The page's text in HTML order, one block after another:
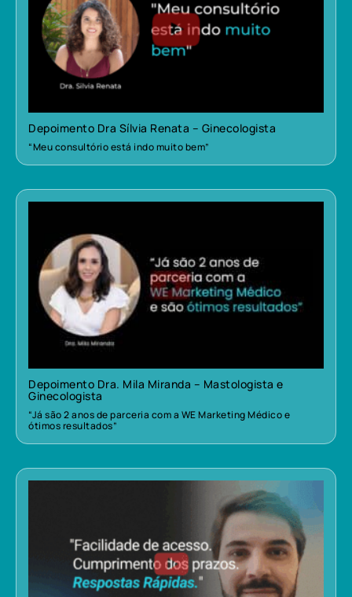
Depoimento Dra Sílvia Renata – Ginecologista
“Meu consultório está indo muito bem”
Depoimento Dra. Mila Miranda – Mastologista e
Ginecologista
“Já são 2 anos de parceria com a WE Marketing Médico e
ótimos resultados”